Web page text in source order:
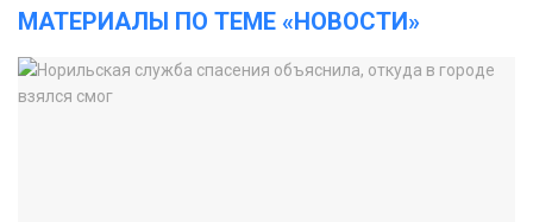
МАТЕРИАЛЫ ПО ТЕМЕ «НОВОСТИ»